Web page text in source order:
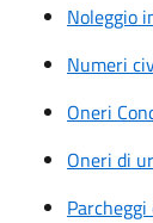
Noleggio
Numeri
Oneri
Oneri di
Parcheggi